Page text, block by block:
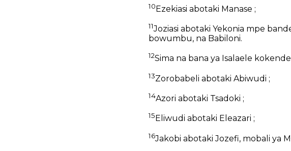
10Ezekiasi abotaki Manase ;
11Joziasi abotaki Yekonia mpe
bowumbu, na Babiloni.
12Sima na bana ya Isalaele
13Zorobabeli abotaki Abiwudi ;
14Azori abotaki Tsadoki ;
15 Eliwudi abotaki Eleazari ;
16Jakobi abotaki Jozefi, mobali ya